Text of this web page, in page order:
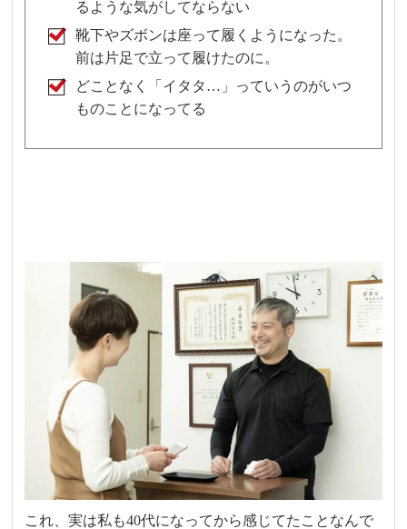
るような気がしてならない
靴下やズボンは座って履くようになった。
前は片足で立って履けたのに。
どことなく「イタタ…」っていうのがいつ
ものことになってる
これ、実は私も40代になってから感じてたことなんで